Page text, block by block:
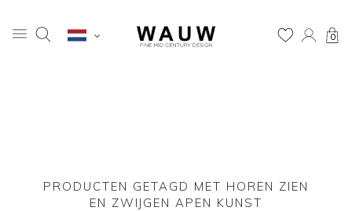
0
PRODUCTEN GETAGD MET HOREN ZIEN
EN ZWIJGEN APEN KUNST